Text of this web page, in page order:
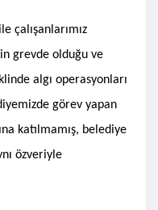
çalışanlarımız
grevde olduğu ve
algı operasyonları
görev yapan
katılmamış, belediye
özveriyle